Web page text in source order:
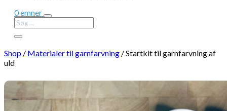
0 emner
Shop / Materialer til garnfarvning /Startkit til garnfarvning af
uld